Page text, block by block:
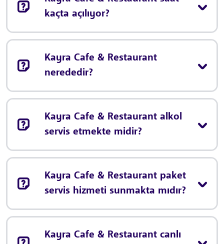
kaçta açılıyor?
Kayra Cafe & Restaurant
nerededir?
Kayra Cafe & Restaurant alkol
servis etmekte midir?
Kayra Cafe & Restaurant paket
servis hizmeti sunmakta mıdır?
Kayra Cafe & Restaurant canlı